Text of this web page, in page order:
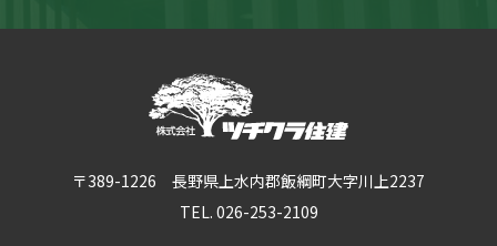
〒389-1226 長野県上水内郡飯綱町大字川上2237
TEL. 026-253-2109